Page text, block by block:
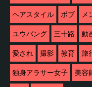
ヘアスタイル ボブ メ
ユウバング 三十路 動
愛され 撮影 教育 旅
独身アラサー女子 美容